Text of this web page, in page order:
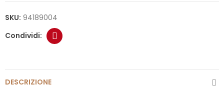
SKU: 94189004
DESCRIZIONE